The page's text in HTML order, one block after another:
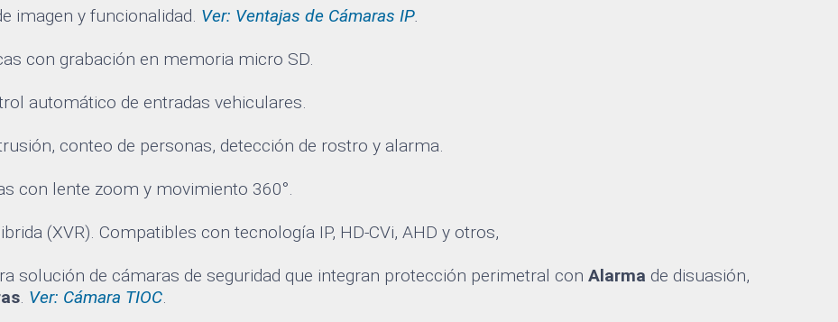
imagen y funcionalidad. Ver: Ventajas de Cámaras IP.
con grabación en memoria micro SD.
automático de entradas vehiculares.
conteo de personas, detección de rostro y alarma.
con lente zoom y movimiento 360°.
(XVR). Compatibles con tecnología IP, HD-CVi, AHD y otros,
solución de cámaras de seguridad que integran protección perimetral con Alarma de disuasión,
. Ver: Cámara TIOC.